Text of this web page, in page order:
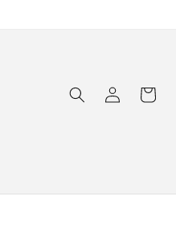
EinloggenWarenkorb